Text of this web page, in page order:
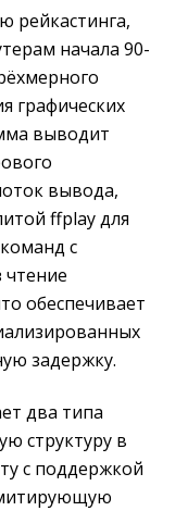
рейкастинга,
начала 90-
графических
выводит
вывода,
ffplay для
с
чтение
обеспечивает
задержку.
два типа
структуру в
с поддержкой